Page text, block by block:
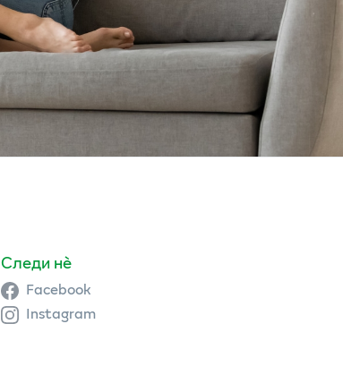
Следи нè
Facebook
Instagram